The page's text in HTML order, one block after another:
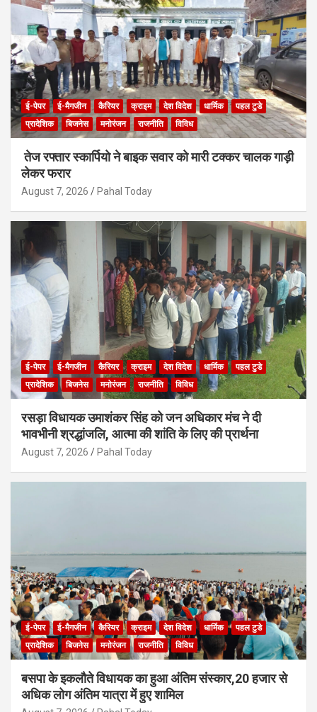
ई-पेपर ई-मैगजीन कैरियर क्राइम देश विदेश धार्मिक
पहल टुडे
प्रादेशिक
बिजनेस मनोरंजन राजनीति विविध
तेज रफ्तार स्कार्पियो ने बाइक सवार को मारी टक्कर चालक गाड़ी
लेकर फरार
August 7, 2026 Pahal Today
ई-पेपर ई-मैगजीन कैरियर क्राइम देश विदेश धार्मिक
पहल टुडे
प्रादेशिक
बिजनेस मनोरंजन राजनीति विविध
रसड़ा विधायक उमाशंकर सिंह को जन अधिकार मंच ने दी
भावभीनी श्रद्धांजलि, आत्मा की शांति के लिए की प्रार्थना
August 7, 2026 Pahal Today
ई-पेपर ई-मैगजीन कैरियर क्राइम देश विदेश धार्मिक
पहल टुडे
प्रादेशिक
बिजनेस मनोरंजन राजनीति विविध
बसपा के इकलौते विधायक का हुआ अंतिम संस्कार,20 हजार से
अधिक लोग अंतिम यात्रा में हुए शामिल